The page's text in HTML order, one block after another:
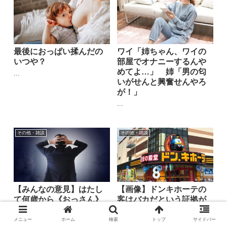
最後におっぱい揉んだの
いつや？
ワイ「姉ちゃん、ワイの
部屋でオナニーするんや
めてよ…」 姉「男の匂
いがせんと興奮せんやろ
が！」
その他・雑談
【みんなの意見】はたし
て何歳から《おっさん》
なのか？
...
その他・雑談
【画像】ドンキホーテの
客はバカだという証拠が
こちらwww
...
メニュー ホーム 検索 トップ サイドバー